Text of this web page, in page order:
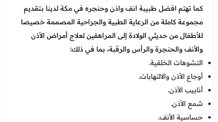
كما تهتم افضل طبيبة انف واذن وحنجره في مكة لدينا بتقديم
مجموعة كاملة من الرعاية الطبية والجراحية المصممة خصيصا
للأطفال من حديثي الولادة إلى المراهقين لعلاج أمراض الأذن
والأنف والحنجرة والرأس والرقبة، بما في ذلك:
التشوهات الخلقية.
أوجاع الأذن والالتهابات.
أنابيب الأذن.
شمع الأذن.
حساسية الأنف.